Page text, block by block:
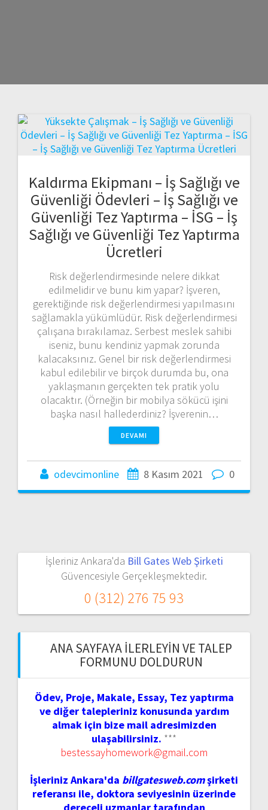
Kaldırma Ekipmanı – İş Sağlığı ve
Güvenliği Ödevleri – İş Sağlığı ve
Güvenliği Tez Yaptırma – İSG – İş
Sağlığı ve Güvenliği Tez Yaptırma
Ücretleri
Risk değerlendirmesinde nelere dikkat
edilmelidir ve bunu kim yapar? İşveren,
gerektiğinde risk değerlendirmesi yapılmasını
sağlamakla yükümlüdür. Risk değerlendirmesi
çalışana bırakılamaz. Serbest meslek sahibi
iseniz, bunu kendiniz yapmak zorunda
kalacaksınız. Genel bir risk değerlendirmesi
kabul edilebilir ve birçok durumda bu, ona
yaklaşmanın gerçekten tek pratik yolu
olacaktır. (Örneğin bir mobilya sökücü işini
başka nasıl hallederdiniz? İşverenin…
DEVAMI
odevcimonline 8 Kasım 2021 0
İşleriniz Ankara'da Bill Gates Web Şirketi
Güvencesiyle Gerçekleşmektedir.
0 (312) 276 75 93
ANA SAYFAYA İLERLEYIN VE TALEP
FORMUNU DOLDURUN
Ödev, Proje, Makale, Essay, Tez yaptırma
ve diğer talepleriniz konusunda yardım
almak için bize mail adresimizden
ulaşabilirsiniz. ***
bestessayhomework@gmail.com
İşleriniz Ankara'da billgatesweb.comşirketi
referansı ile, doktora seviyesinin üzerinde
dereceli uzmanlar tarafından